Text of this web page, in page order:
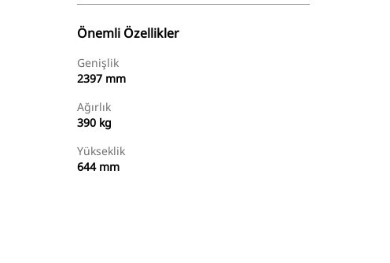
Önemli Özellikler
Genişlik
2397 mm
Ağırlık
390 kg
Yükseklik
644 mm